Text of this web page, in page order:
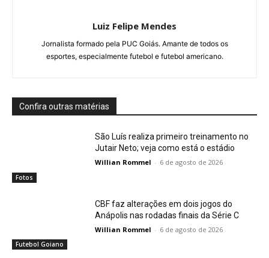
Luiz Felipe Mendes
Jornalista formado pela PUC Goiás. Amante de todos os
esportes, especialmente futebol e futebol americano.
Confira outras matérias
Fotos
São Luís realiza primeiro treinamento no
Jutair Neto; veja como está o estádio
Willian Rommel - 6 de agosto de 2026
Futebol Goiano
CBF faz alterações em dois jogos do
Anápolis nas rodadas finais da Série C
Willian Rommel - 6 de agosto de 2026